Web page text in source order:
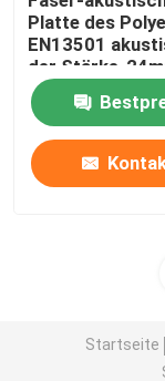
Platte des
EN13501
der Stärke-
Startseite